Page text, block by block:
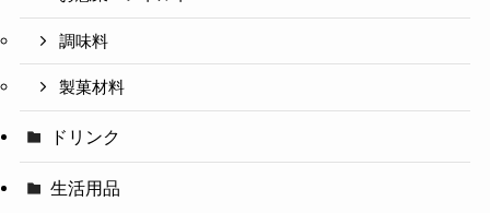
調味料
製菓材料
ドリンク
生活用品